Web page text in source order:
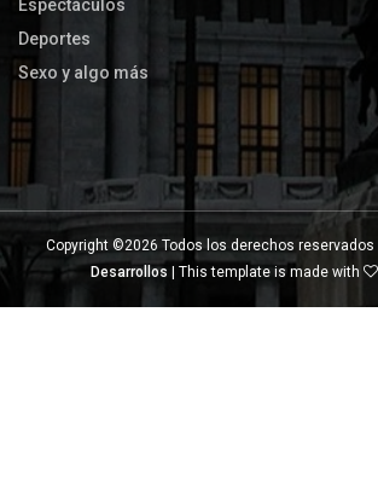
Espectáculos
Deportes
Sexo y algo más
Copyright ©2026 Todos los derechos reservados |
Desarrollos | This template is made with